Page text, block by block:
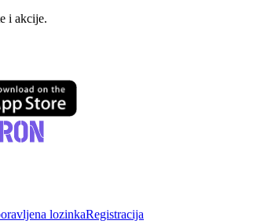
i akcije.
lozinkaRegistracija